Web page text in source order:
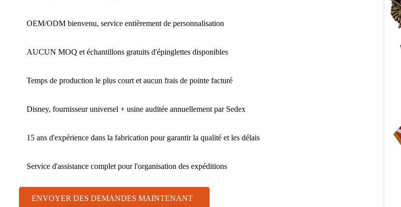
OEM/ODM bienvenu, service entièrement de personnalisation
AUCUN MOQ et échantillons gratuits d'épinglettes disponibles
Temps de production le plus court et aucun frais de pointe facturé
Disney, fournisseur universel + usine auditée annuellement par Sedex
15 ans d'expérience dans la fabrication pour garantir la qualité et les délais
Service d'assistance complet pour l'organisation des expéditions
ENVOYER DES DEMANDES MAINTENANT